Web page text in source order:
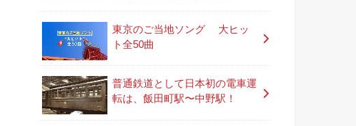
東京のご当地ソング 大ヒッ
ト全50曲
普通鉄道として日本初の電車運
転は、飯田町駅〜中野駅！